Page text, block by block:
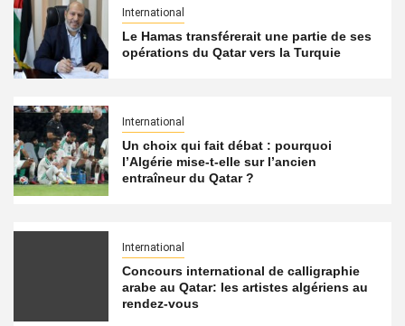
International
Le Hamas transférerait une partie de ses
opérations du Qatar vers la Turquie
International
Un choix qui fait débat : pourquoi
l’Algérie mise-t-elle sur l’ancien
entraîneur du Qatar ?
International
Concours international de calligraphie
arabe au Qatar: les artistes algériens au
rendez-vous